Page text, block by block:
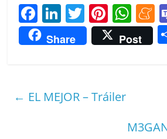
F
a
c
b
o
Li
n
k
dI
n
T
w
itt
Pi
nt
er
st
W
h
at
p
e
n
e
Share Post
← EL MEJOR – Tráiler